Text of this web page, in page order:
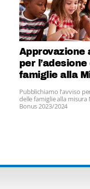
Approvazione
per
famiglie alla
2023/2024,
Pubblichiamo l'avviso
delle famiglie alla misura
Bonus 2023/2024